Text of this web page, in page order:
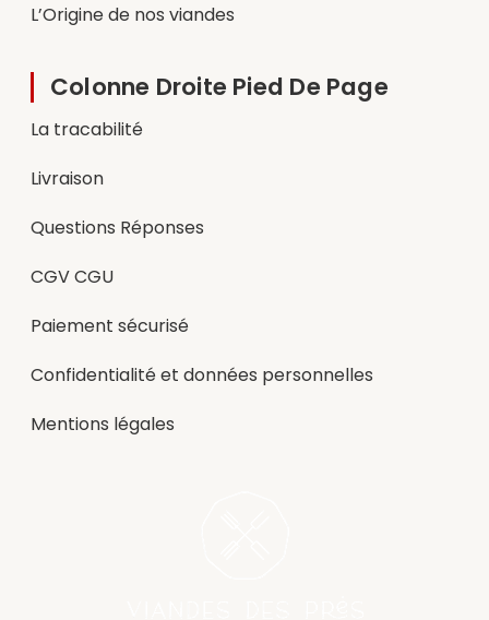
L’Origine de nos viandes
Colonne Droite Pied De Page
La tracabilité
Livraison
Questions Réponses
CGV CGU
Paiement sécurisé
Confidentialité et données personnelles
Mentions légales